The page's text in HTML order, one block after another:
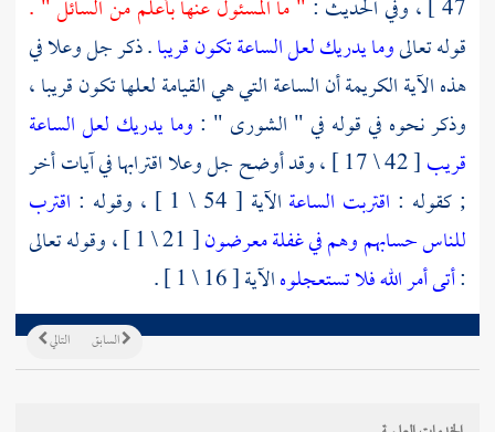
47 ] ، وفي الحديث :
" ما المسئول عنها بأعلم من السائل " .
قوله تعالىوما يدريك لعل الساعة تكون قريبا. ذكر جل وعلا في
هذه الآية الكريمة أن الساعة التي هي القيامة لعلها تكون قريبا ،
وذكر نحوه في قوله في " الشورى " : وما يدريك لعل الساعة
قريب
[ 42 \ 17 ] ، وقد أوضح جل وعلا اقترابها في آيات أخر
; كقوله : اقتربت الساعة الآية [ 54 \ 1 ] ، وقوله :
اقترب
للناس حسابهم وهم في غفلة معرضون
[ 21 \ 1 ] ، وقوله تعالى
:أتى أمر الله فلا تستعجلوهالآية [ 16 \ 1 ] .
التالي السابق